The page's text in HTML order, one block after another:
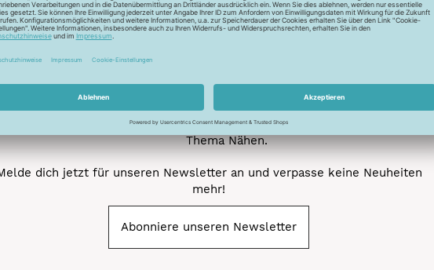
neuesten Stofftrends der Saison. Plane mit uns deine neuen
Nähprojekte.
Inspiration: Lass dich von unseren kreativen Ideen und Nähbeispielen
inspirieren! Wir teilen mit dir unsere DIY-Ideen und verraten dir die
Veranstaltungen: Kein Event ohne dich! Denn du erfährst vor allen
anderen von unseren geplanten Events.
Gewinnspiele: Sichere dir deine Chance auf tolle Preise rund um das
Thema Nähen.
dich jetzt für unseren Newsletter an und verpasse keine Neuheiten
mehr!
Abonniere unseren Newsletter